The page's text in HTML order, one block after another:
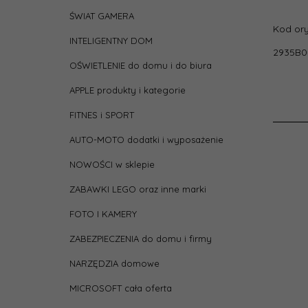
ŚWIAT GAMERA
INTELIGENTNY DOM
OŚWIETLENIE do domu i do biura
APPLE produkty i kategorie
FITNES i SPORT
AUTO-MOTO dodatki i wyposażenie
NOWOŚCI w sklepie
ZABAWKI LEGO oraz inne marki
FOTO I KAMERY
ZABEZPIECZENIA do domu i firmy
NARZĘDZIA domowe
MICROSOFT cała oferta
Kod